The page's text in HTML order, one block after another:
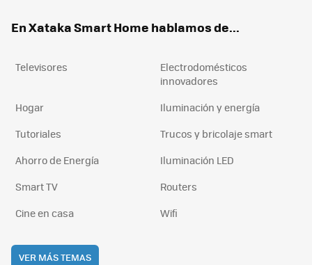
En Xataka Smart Home hablamos de...
Televisores
Electrodomésticos
innovadores
Hogar
Iluminación y energía
Tutoriales
Trucos y bricolaje smart
Ahorro de Energía
Iluminación LED
Smart TV
Routers
Cine en casa
Wifi
VER MÁS TEMAS